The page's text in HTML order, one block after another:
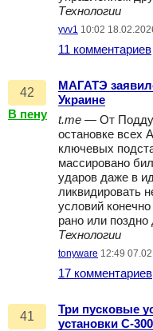
Технологии
yvv1 10:02
11 комментариев
42
В пену
МАГАТЭ
Украине
t.me — От
остановке всех
ключевых
массировано
ударов даже в
ликвидировать
условий
рано или
Технологии
tonyware 12:49
17 комментариев
41
Три пусковые
установки С-300